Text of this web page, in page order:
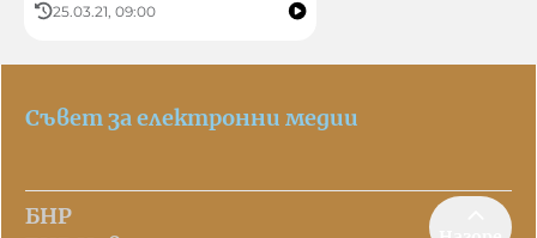
25.03.21, 09:00
Съвет за електронни медии
БНР